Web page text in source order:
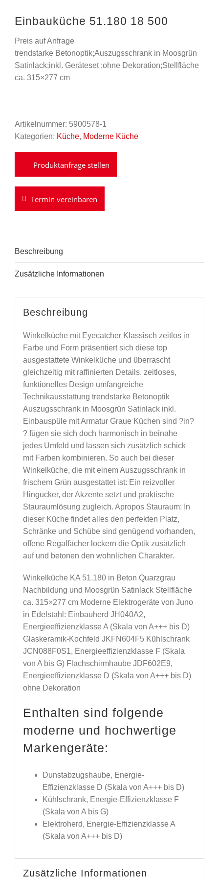
Einbauküche 51.180 18 500
Preis auf Anfrage
trendstarke Betonoptik;Auszugsschrank in Moosgrün
Satinlack;inkl. Geräteset ;ohne Dekoration;Stellfläche
ca. 315×277 cm
Artikelnummer: 5900578-1
Kategorien: Küche, Moderne Küche
Termin vereinbaren
Beschreibung
Zusätzliche Informationen
Beschreibung
Winkelküche mit Eyecatcher Klassisch zeitlos in
Farbe und Form präsentiert sich diese top
ausgestattete Winkelküche und überrascht
gleichzeitig mit raffinierten Details. zeitloses,
funktionelles Design umfangreiche
Technikausstattung trendstarke Betonoptik
Auszugsschrank in Moosgrün Satinlack inkl.
Einbauspüle mit Armatur Graue Küchen sind ?in?
? fügen sie sich doch harmonisch in beinahe
jedes Umfeld und lassen sich zusätzlich schick
mit Farben kombinieren. So auch bei dieser
Winkelküche, die mit einem Auszugsschrank in
frischem Grün ausgestattet ist: Ein reizvoller
Hingucker, der Akzente setzt und praktische
Stauraumlösung zugleich. Apropos Stauraum: In
dieser Küche findet alles den perfekten Platz,
Schränke und Schübe sind genügend vorhanden,
offene Regalfächer lockern die Optik zusätzlich
auf und betonen den wohnlichen Charakter.
Winkelküche KA 51.180 in Beton Quarzgrau
Nachbildung und Moosgrün Satinlack Stellfläche
ca. 315×277 cm Moderne Elektrogeräte von Juno
in Edelstahl: Einbauherd JH040A2,
Energieeffizienzklasse A (Skala von A+++ bis D)
Glaskeramik-Kochfeld JKFN604F5 Kühlschrank
JCN088F0S1, Energieeffizienzklasse F (Skala
von A bis G) Flachschirmhaube JDF602E9,
Energieeffizienzklasse D (Skala von A+++ bis D)
ohne Dekoration
Enthalten sind folgende
moderne und hochwertige
Markengeräte:
Dunstabzugshaube, Energie-
Effizienzklasse D (Skala von A+++ bis D)
Kühlschrank, Energie-Effizienzklasse F
(Skala von A bis G)
Elektroherd, Energie-Effizienzklasse A
(Skala von A+++ bis D)
Zusätzliche Informationen